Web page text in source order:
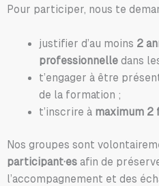
Pour participer, nous te
justifier d’au moins 2
professionnelledans
t’engager à être
de la formation ;
t’inscrire à maximum 2
Nos groupes sont
participant·es afin de
l’accompagnement et des